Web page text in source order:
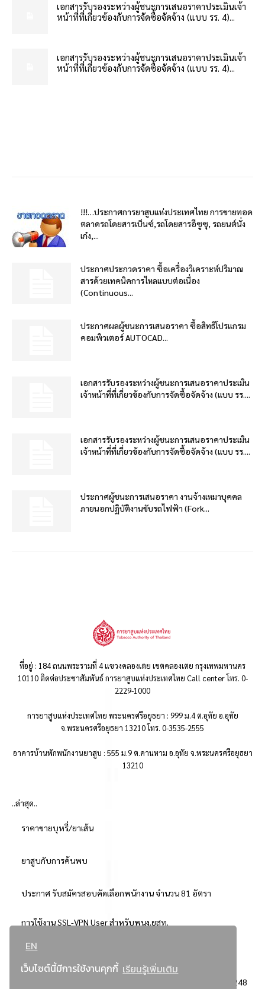
EN
เว็บไซต์นี้มีการใช้งานคุกกี้ เรียนรู้เพิ่มเติม
เอกสารรับรองระหว่างผู้ชนะการเสนอราคาประเมินเจ้า
หน้าที่ที่เกี่ยวข้องกับการจัดซื้อจัดจ้าง (แบบ รร. 4)...
เอกสารรับรองระหว่างผู้ชนะการเสนอราคาประเมินเจ้า
หน้าที่ที่เกี่ยวข้องกับการจัดซื้อจัดจ้าง (แบบ รร. 4)...
!!!…ประกาศการยาสูบแห่งประเทศไทย การขายทอด
ตลาดรถโดยสารเบ็นซ์,รถโดยสารอีซูซุ, รถยนต์นั่ง
เก๋ง,...
ประกาศประกวดราคา ซื้อเครื่องวิเคราะห์ปริมาณ
สารด้วยเทคนิคการไหลแบบต่อเนื่อง
(Continuous...
ประกาศผลผู้ชนะการเสนอราคา ซื้อสิทธิโปรแกรม
คอมพิวเตอร์ AUTOCAD...
เอกสารรับรองระหว่างผู้ชนะการเสนอราคาประเมิน
เจ้าหน้าที่ที่เกี่ยวข้องกับการจัดซื้อจัดจ้าง (แบบ รร....
เอกสารรับรองระหว่างผู้ชนะการเสนอราคาประเมิน
เจ้าหน้าที่ที่เกี่ยวข้องกับการจัดซื้อจัดจ้าง (แบบ รร....
ประกาศผู้ชนะการเสนอราคา งานจ้างเหมาบุคคล
ภายนอกปฏิบัติงานขับรถไฟฟ้า (Fork...
ที่อยู่ : 184 ถนนพระรามที่ 4 แขวงคลองเตย เขตคลองเตย กรุงเทพมหานคร
10110 ติดต่อประชาสัมพันธ์ การยาสูบแห่งประเทศไทย Call center โทร. 0-
2229-1000
การยาสูบแห่งประเทศไทย พระนครศรีอยุธยา : 999 ม.4 ต.อุทัย อ.อุทัย
จ.พระนครศรีอยุธยา 13210 โทร. 0-3535-2555
อาคารบ้านพักพนักงานยาสูบ : 555 ม.9 ต.คานหาม อ.อุทัย จ.พระนครศรีอยุธยา
13210
..ล่าสุด..
ราคาขายบุหรี่/ยาเส้น
ยาสูบกับการค้นพบ
ประกาศ รับสมัครสอบคัดเลือกพนักงาน จำนวน 81 อัตรา
การใช้งาน SSL-VPN User สำหรับพนง.ยสท.
..ยอดนิยม..
3248